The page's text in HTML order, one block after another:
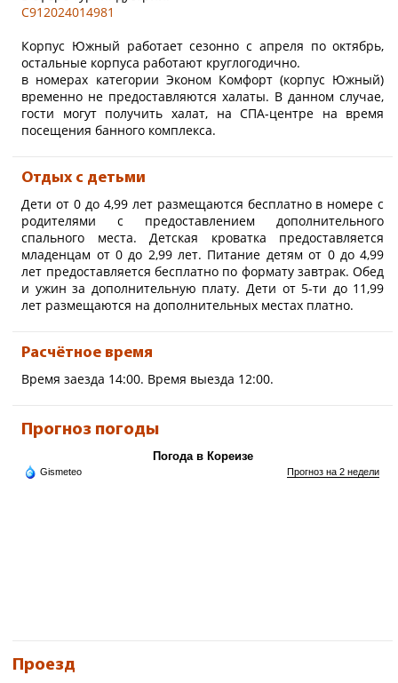
Варианты размещения:
до 8 взрослых - без детей
максимум 6 взрослых +
максимум 2 ребенка
Также можно разместить 1-го
ребенка до 6-ти лет (без
предоставления
дополнительного места).
С912024014981
Корпус Южный работает сезонно с апреля по октябрь,
остальные корпуса работают круглогодично.
в номерах категории Эконом Комфорт (корпус Южный)
временно не предоставляются халаты. В данном случае,
гости могут получить халат, на СПА-центре на время
посещения банного комплекса.
Отдых с детьми
Дети от 0 до 4,99 лет размещаются бесплатно в номере с
родителями с предоставлением дополнительного
спального места. Детская кроватка предоставляется
младенцам от 0 до 2,99 лет. Питание детям от 0 до 4,99
лет предоставляется бесплатно по формату завтрак. Обед
и ужин за дополнительную плату. Дети от 5-ти до 11,99
лет размещаются на дополнительных местах платно.
Расчётное время
Время заезда 14:00. Время выезда 12:00.
Прогноз погоды
Погода в Кореизе
Gismeteo Прогноз на 2 недели
Проезд